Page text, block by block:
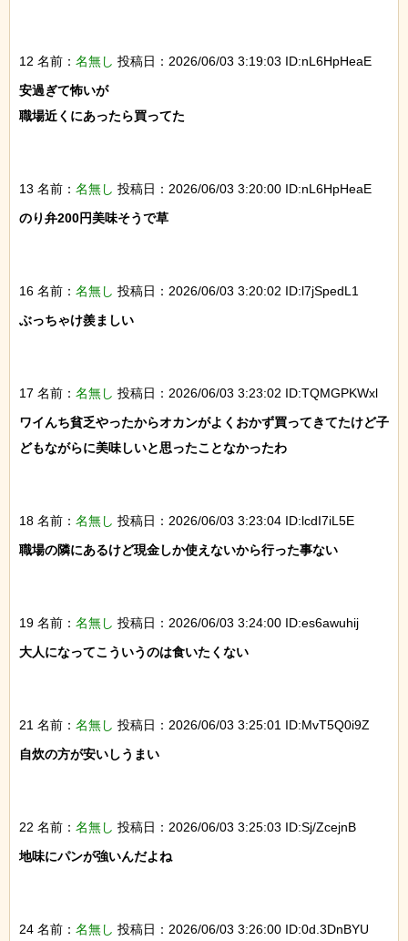
12 名前： 名無し 投稿日：2026/06/03 3:19:03 ID:nL6HpHeaE
安過ぎて怖いが
職場近くにあったら買ってた
13 名前： 名無し 投稿日：2026/06/03 3:20:00 ID:nL6HpHeaE
のり弁200円美味そうで草
16 名前： 名無し 投稿日：2026/06/03 3:20:02 ID:l7jSpedL1
ぶっちゃけ羨ましい
17 名前： 名無し 投稿日：2026/06/03 3:23:02 ID:TQMGPKWxl
ワイんち貧乏やったからオカンがよくおかず買ってきてたけど子
どもながらに美味しいと思ったことなかったわ
18 名前： 名無し 投稿日：2026/06/03 3:23:04 ID:lcdI7iL5E
職場の隣にあるけど現金しか使えないから行った事ない
19 名前： 名無し 投稿日：2026/06/03 3:24:00 ID:es6awuhij
大人になってこういうのは食いたくない
21 名前： 名無し 投稿日：2026/06/03 3:25:01 ID:MvT5Q0i9Z
自炊の方が安いしうまい
22 名前： 名無し 投稿日：2026/06/03 3:25:03 ID:Sj/ZcejnB
地味にパンが強いんだよね
24 名前： 名無し 投稿日：2026/06/03 3:26:00 ID:0d.3DnBYU